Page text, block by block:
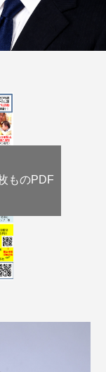
ものPDF